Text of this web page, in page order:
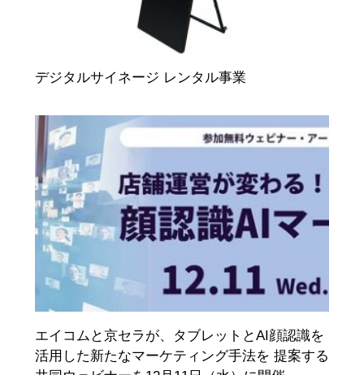
デジタルサイネージ レンタル事業
エイコムと京セラが、タブレットとAI顔認識を
活用した新たなマーケティング手法を 提案する